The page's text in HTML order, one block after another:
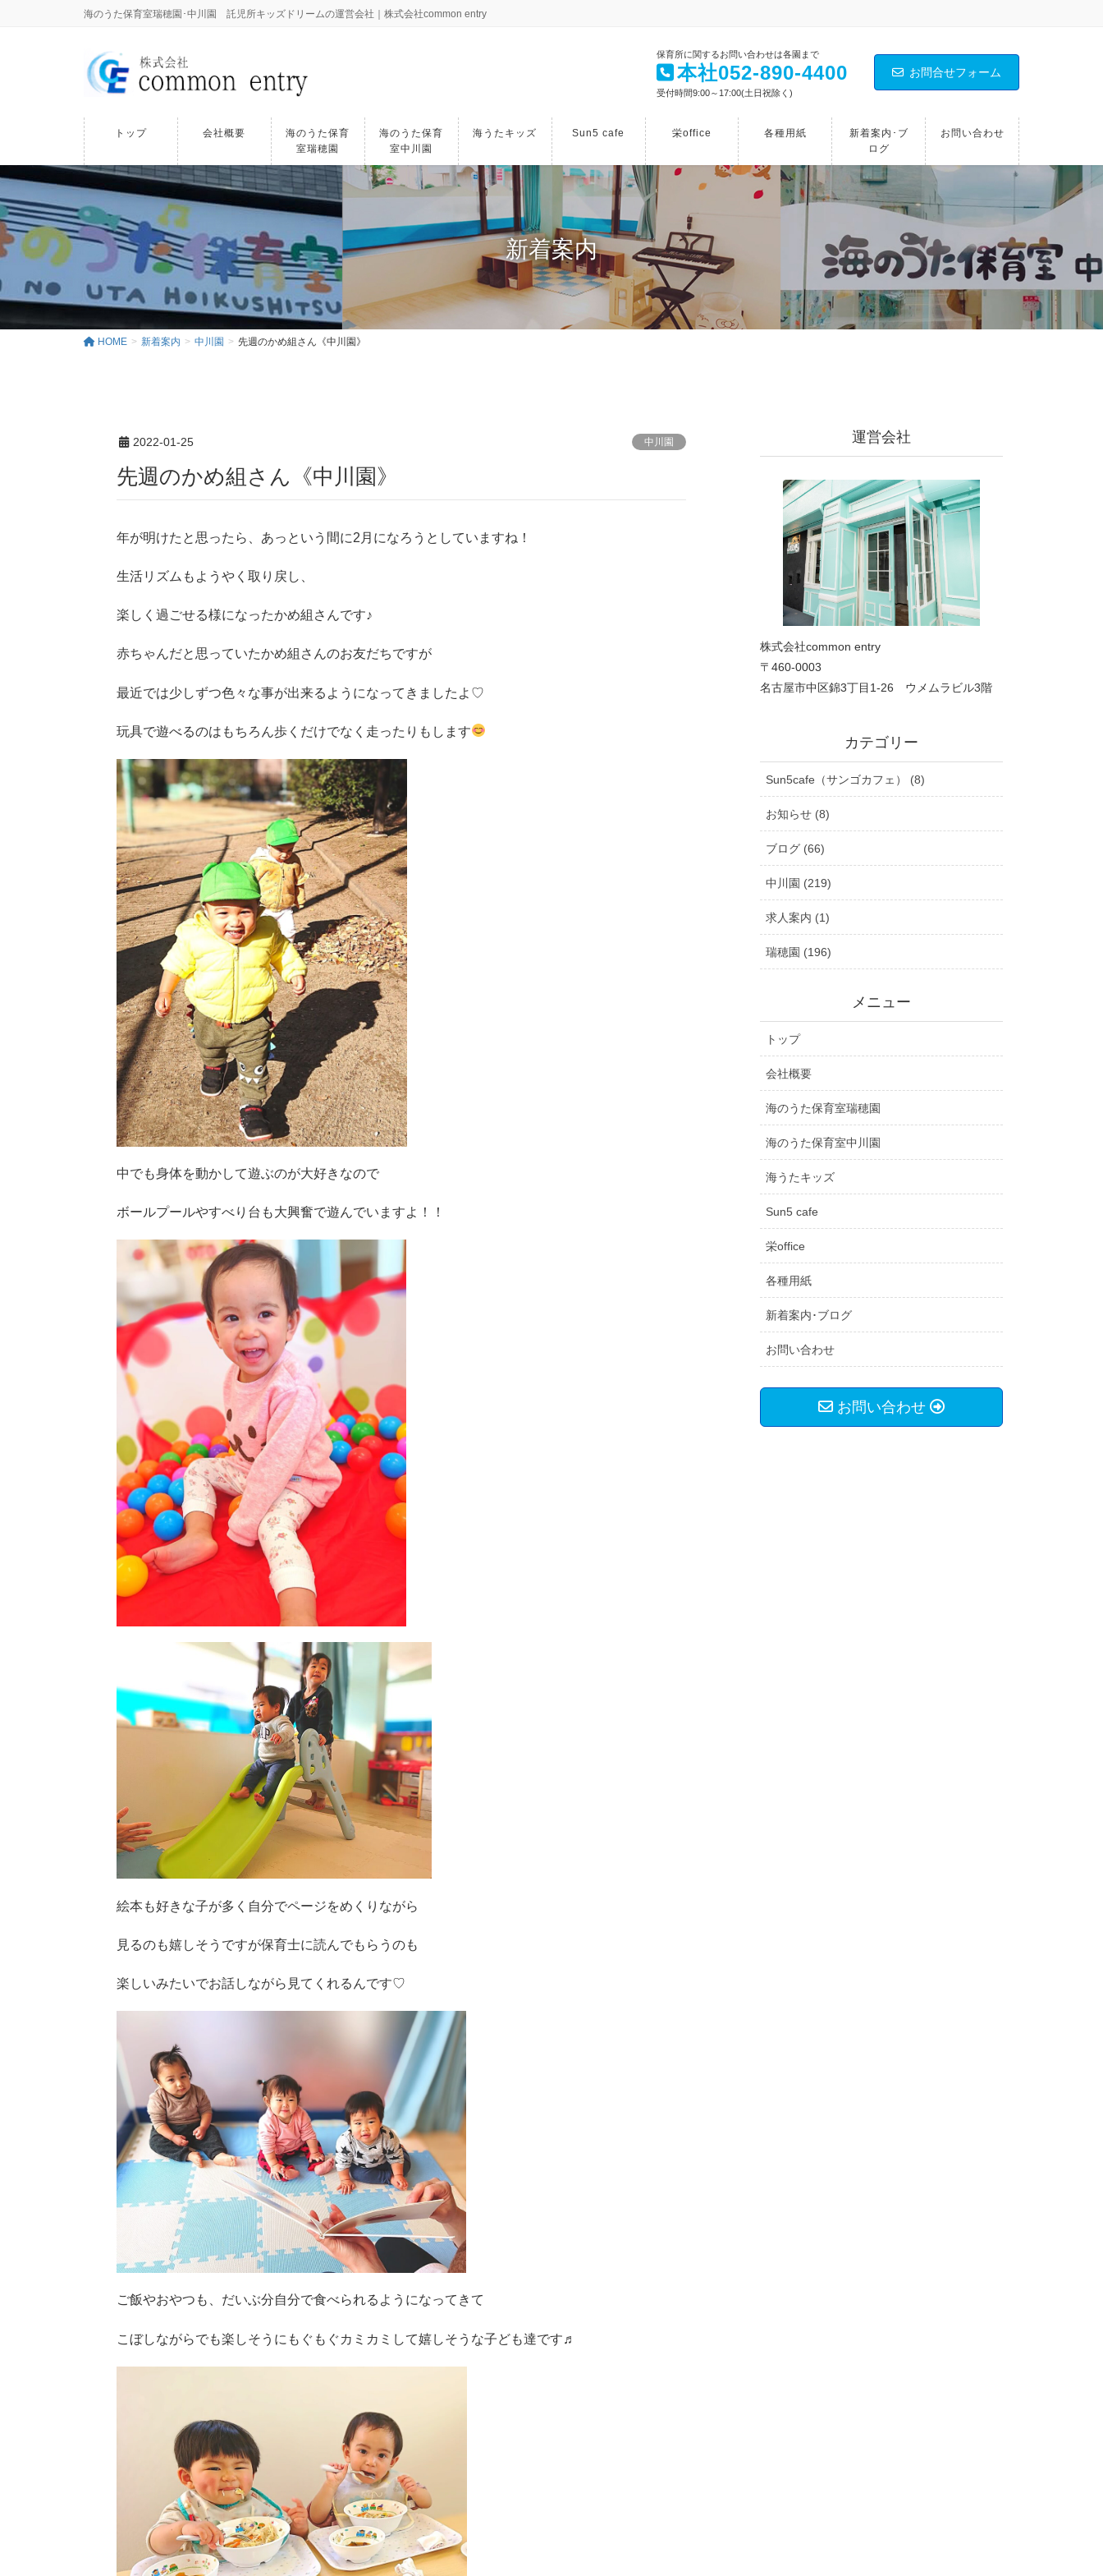
海のうた保育室瑞穂園･中川園 託児所キッズドリームの運営会社｜株式会社common entry
保育所に関するお問い合わせは各園まで
本社052‐890‐4400
受付時間9:00～17:00(土日祝除く)
お問合せフォーム
トップ 会社概要
海のうた保育
室瑞穂園
海のうた保育
室中川園
海うたキッズ Sun5 cafe 栄office 各種用紙
新着案内･ブ
ログ
お問い合わせ
新着案内
HOME 新着案内 中川園 先週のかめ組さん《中川園》
2022-01-25 中川園
先週のかめ組さん《中川園》
年が明けたと思ったら、あっという間に2月になろうとしていますね！
生活リズムもようやく取り戻し、
楽しく過ごせる様になったかめ組さんです♪
赤ちゃんだと思っていたかめ組さんのお友だちですが
最近では少しずつ色々な事が出来るようになってきましたよ♡
玩具で遊べるのはもちろん歩くだけでなく走ったりもします
中でも身体を動かして遊ぶのが大好きなので
ボールプールやすべり台も大興奮で遊んでいますよ！！
絵本も好きな子が多く自分でページをめくりながら
見るのも嬉しそうですが保育士に読んでもらうのも
楽しいみたいでお話しながら見てくれるんです♡
ご飯やおやつも、だいぶ分自分で食べられるようになってきて
こぼしながらでも楽しそうにもぐもぐカミカミして嬉しそうな子ども達です♬
運営会社
株式会社common entry
〒460-0003
名古屋市中区錦3丁目1‐26 ウメムラビル3階
カテゴリー
Sun5cafe（サンゴカフェ） (8)
お知らせ (8)
ブログ (66)
中川園 (219)
求人案内 (1)
瑞穂園 (196)
メニュー
トップ
会社概要
海のうた保育室瑞穂園
海のうた保育室中川園
海うたキッズ
Sun5 cafe
栄office
各種用紙
新着案内･ブログ
お問い合わせ
お問い合わせ